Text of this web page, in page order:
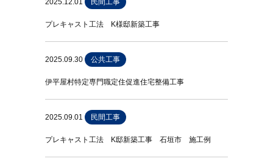
2025.12.01 民間工事
プレキャスト工法 K様邸新築工事
2025.09.30 公共工事
伊平屋村特定専門職定住促進住宅整備工事
2025.09.01 民間工事
プレキャスト工法 K邸新築工事 石垣市 施工例